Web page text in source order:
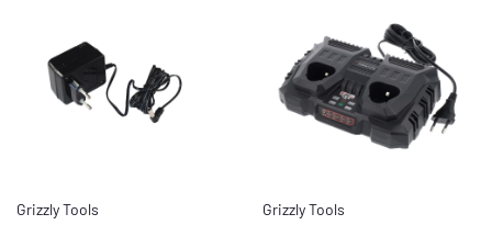
Grizzly Tools
Grizzly Tools